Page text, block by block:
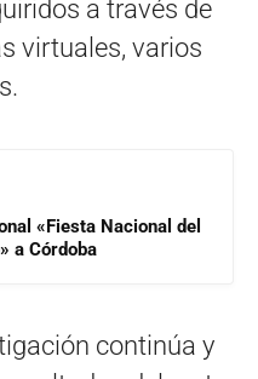
a través de
virtuales, varios
«Fiesta Nacional del
a Córdoba
continúa y